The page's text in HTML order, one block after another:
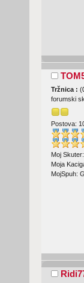
Tržnica : (
forumski
Postova:
Moj
Moja
MojSpuh: